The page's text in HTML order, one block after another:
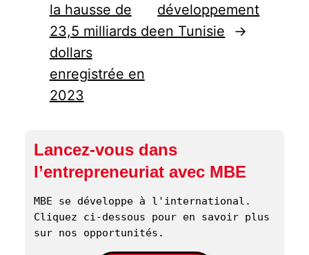
la hausse de
23,5 milliards de
dollars
enregistrée en
2023
développement
en Tunisie
→
Lancez-vous dans
l’entrepreneuriat avec MBE
MBE se développe à l'international.
Cliquez ci-dessous pour en savoir plus
sur nos opportunités.